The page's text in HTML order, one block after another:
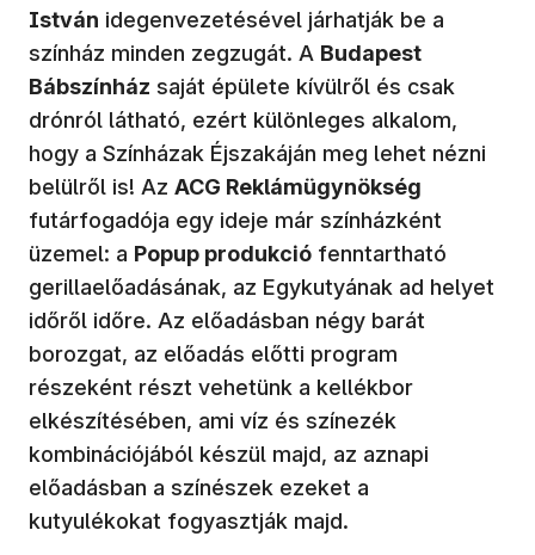
István idegenvezetésével járhatják be a
színház minden zegzugát. A Budapest
Bábszínház saját épülete kívülről és csak
drónról látható, ezért különleges alkalom,
hogy a Színházak Éjszakáján meg lehet nézni
belülről is! Az ACG Reklámügynökség
futárfogadója egy ideje már színházként
üzemel: a Popup produkció fenntartható
gerillaelőadásának, az Egykutyának ad helyet
időről időre. Az előadásban négy barát
borozgat, az előadás előtti program
részeként részt vehetünk a kellékbor
elkészítésében, ami víz és színezék
kombinációjából készül majd, az aznapi
előadásban a színészek ezeket a
kutyulékokat fogyasztják majd.